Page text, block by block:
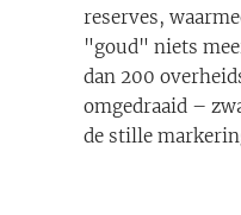
reserves,
"goud" niets
dan 200
omgedraaid –
de stille